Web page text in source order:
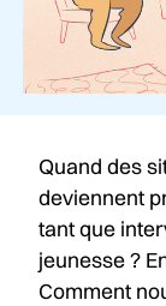
Quand des
deviennent
tant que
jeunesse ?
Comment